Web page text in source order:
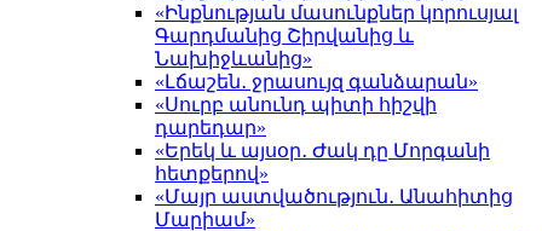
«Ինքնության մասունքներ կորուսյալ
Գարդմանից Շիրվանից և
Նախիջևանից»
«Լճաշեն․ ջրասույզ գանձարան»
«Սուրբ անունդ պիտի հիշվի
դարեդար»
«Երեկ և այսօր․ Ժակ դը Մորգանի
հետքերով»
«Մայր աստվածություն․ Անահիտից
Մարիամ»